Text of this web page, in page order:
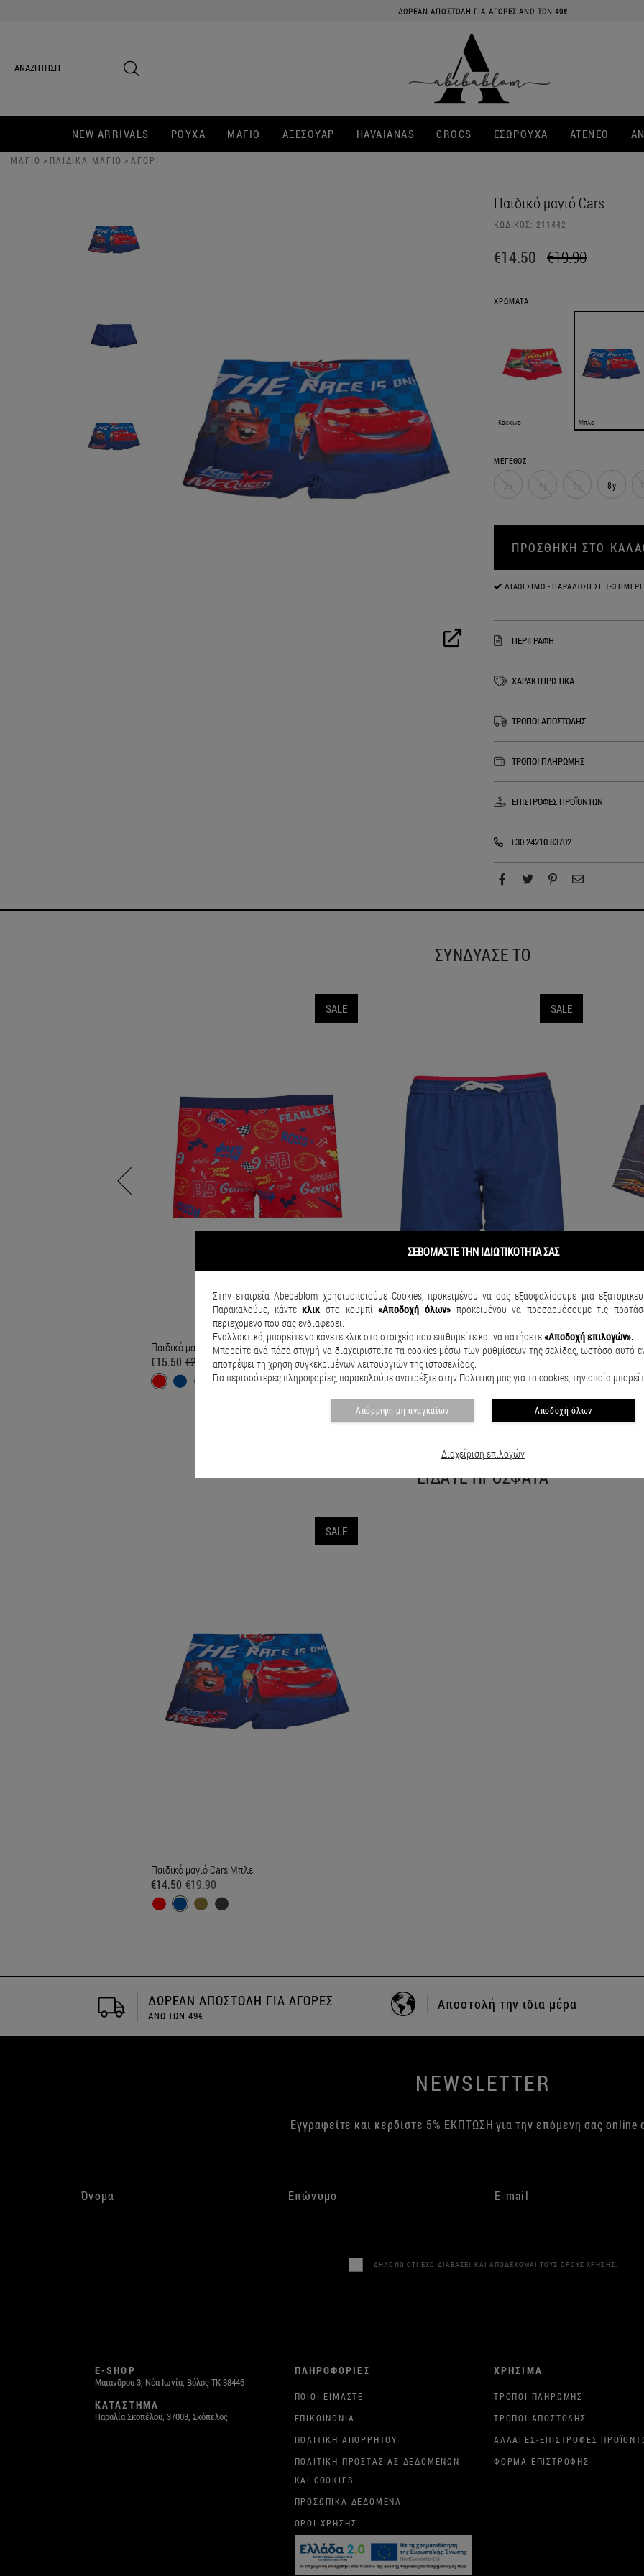
ΔΩΡΕΑΝ ΑΠΟΣΤΟΛΗ ΓΙΑ ΑΓΟΡΕΣ ΑΝΩ ΤΩΝ 49€
NEW ARRIVALS ΡΟΥΧΑ ΜΑΓΙΟ ΑΞΕΣΟΥΑΡ HAVAIANAS CROCS ΕΣΩΡΟΥΧΑ ATENEO
ΜΑΓΙΟ > ΠΑΙΔΙΚΑ ΜΑΓΙΟ > ΑΓΟΡΙ
Παιδικό μαγιό Cars
ΚΩΔΙΚΟΣ: 211442
€14.50 €19.90
ΧΡΩΜΑΤΑ
Κόκκινο Μπλε
ΜΕΓΕΘΟΣ
2y 4y 6y 8y
ΠΡΟΣΘΗΚΗ ΣΤΟ
ΔΙΑΘΈΣΙΜΟ - ΠΑΡΆΔΟΣΗ ΣΕ 1-3
ΠΕΡΙΓΡΑΦΗ
ΧΑΡΑΚΤΗΡΙΣΤΙΚΑ
ΤΡΟΠΟΙ ΑΠΟΣΤΟΛΗΣ
ΤΡΟΠΟΙ ΠΛΗΡΩΜΗΣ
ΕΠΙΣΤΡΟΦΕΣ ΠΡΟΪΟΝΤΩΝ
+30 24210 83702
ΣΥΝΔΥΑΣΕ ΤΟ
SALE
Παιδικό μαγιό Speed action Κόκκινο
€15.50 €20.90
SALE
Παιδικό μαγιό βερμούδα Seashell Μπλε Σκούρο
€15.50 €20.90
Παιδικό
ΕΙΔΑΤΕ ΠΡΟΣΦΑΤΑ
SALE
Παιδικό μαγιό Cars Μπλε
€14.50 €19.90
Αποστολή την ιδια μέρα +30 24210 83702
ΤΗΛΕΦΩΝΙΚΕΣ ΠΑΡΑΓΓΕΛΙΕΣ
NEWSLETTER
Εγγραφείτε και κερδίστε 5% ΕΚΠΤΩΣΗ για την επόμενη σας online
ΔΗΛΩΝΩ ΟΤΙ ΕΧΩ ΔΙΑΒΑΣΕΙ ΚΑΙ ΑΠΟΔΕΧΟΜΑΙ ΤΟΥΣ ΟΡΟΥΣ ΧΡΗΣΗΣ.
E-SHOP
Μαιάνδρου 3, Νέα Ιωνία, Βόλος ΤΚ 38446
ΚΑΤΑΣΤΗΜΑ
Παραλία Σκοπέλου, 37003, Σκόπελος
ΠΛΗΡΟΦΟΡΙΕΣ
ΠΟΙΟΙ ΕΊΜΑΣΤΕ
ΕΠΙΚΟΙΝΩΝΊΑ
ΠΟΛΙΤΙΚΉ ΑΠΟΡΡΉΤΟΥ
ΠΟΛΙΤΙΚΉ ΠΡΟΣΤΑΣΊΑΣ ΔΕΔΟΜΈΝΩΝ
ΚΑΙ COOKIES
ΠΡΟΣΩΠΙΚΆ ΔΕΔΟΜΈΝΑ
ΌΡΟΙ ΧΡΉΣΗΣ
ΧΡΗΣΙΜΑ
ΤΡΌΠΟΙ ΠΛΗΡΩΜΉΣ
ΤΡΌΠΟΙ ΑΠΟΣΤΟΛΉΣ
ΑΛΛΑΓΈΣ-ΕΠΙΣΤΡΟΦΈΣ
ΦΌΡΜΑ ΕΠΙΣΤΡΟΦΉΣ
ΣΕΒΟΜΑΣΤΕ ΤΗΝ ΙΔΙΩΤΙΚΟΤΗΤΑ ΣΑΣ
Στην εταιρεία Abebablom χρησιμοποιούμε Cookies, προκειμένου να σας εξασφαλίσουμε μια
Παρακαλούμε, κάντεκλικ στο κουμπί«Αποδοχή όλων»προκειμένου να προσαρμόσουμε τις
περιεχόμενο που σας ενδιαφέρει.
Εναλλακτικά, μπορείτε να κάνετε κλικ στα στοιχεία που επιθυμείτε και να πατήσετε«Αποδοχή επιλογών».
Μπορείτε ανά πάσα στιγμή να διαχειριστείτε τα cookies μέσω των ρυθμίσεων της σελίδας, ωστόσο αυτό
αποτρέψει τη χρήση συγκεκριμένων λειτουργιών της ιστοσελίδας.
Για περισσότερες πληροφορίες, παρακαλούμε ανατρέξτε στην Πολιτική μας για τα cookies, την οποία
Απόρριψη μη αναγκαίων Αποδοχή όλων
Διαχείριση επιλογών